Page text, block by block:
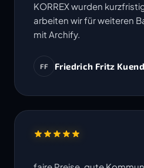
KORREX wurden
arbeiten wir für weiteren
mit Archify.
FF Friedrich Fritz